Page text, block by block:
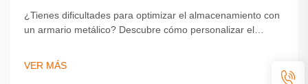
¿Tienes dificultades para optimizar el almacenamiento con
un armario metálico? Descubre cómo personalizar el
y estilo. Obtén consejos expertos sobre seguridad,
VER MÁS